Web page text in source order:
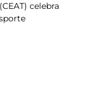
celebra